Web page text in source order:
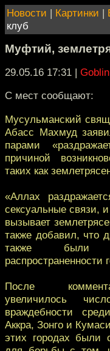
Новости | Картинки |
клуб
Муфтий,
29.05.16 17:31 | Goblin
С мест сообщают:
Мусульманский
Абасс Махмуд
парами
причиной
таких как
«Аллах
сексуальные связи,
вызывает
также добавил, что
также были
распространенности
После
увеличилось
враждебности
Аккра, Зонго и
этих городах были